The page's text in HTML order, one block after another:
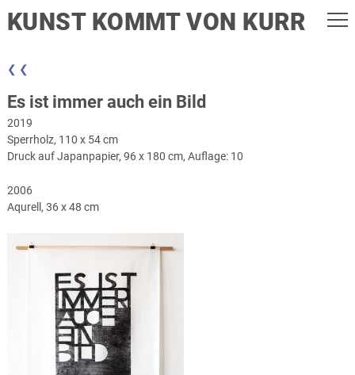
KUNST KOMMT VON KURR
❮ ❮
Es ist immer auch ein Bild
2019
Sperrholz, 110 x 54 cm
Druck auf Japanpapier, 96 x 180 cm, Auflage: 10
2006
Aqurell, 36 x 48 cm